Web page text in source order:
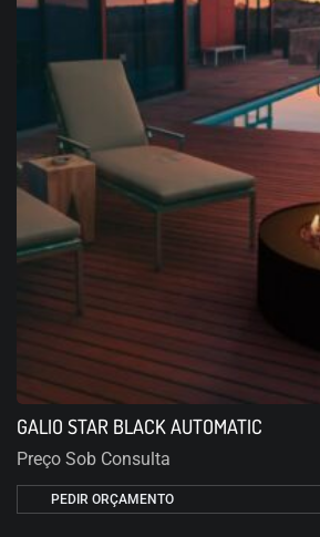
GALIO STAR BLACK AUTOMATIC
Preço Sob Consulta
PEDIR ORÇAMENTO